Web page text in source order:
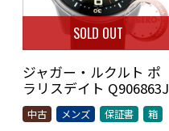
SOLD OUT
ジャガー・ルクルト ポ
ラリスデイト Q906863J
中古 メンズ 保証書 箱